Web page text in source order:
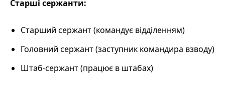
Старші сержанти:
Старший сержант (командує відділенням)
Головний сержант (заступник командира взводу)
Штаб-сержант (працює в штабах)